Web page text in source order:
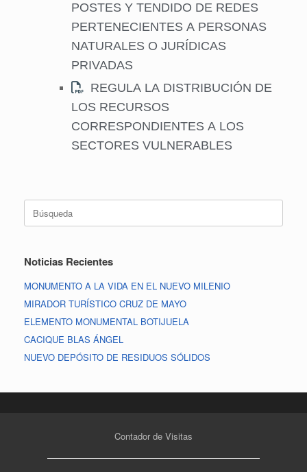
POSTES Y TENDIDO DE REDES
PERTENECIENTES A PERSONAS
NATURALES O JURÍDICAS
PRIVADAS
REGULA LA DISTRIBUCIÓN DE
LOS RECURSOS
CORRESPONDIENTES A LOS
SECTORES VULNERABLES
Noticias Recientes
MONUMENTO A LA VIDA EN EL NUEVO MILENIO
MIRADOR TURÍSTICO CRUZ DE MAYO
ELEMENTO MONUMENTAL BOTIJUELA
CACIQUE BLAS ÁNGEL
NUEVO DEPÓSITO DE RESIDUOS SÓLIDOS
Contador de Visitas